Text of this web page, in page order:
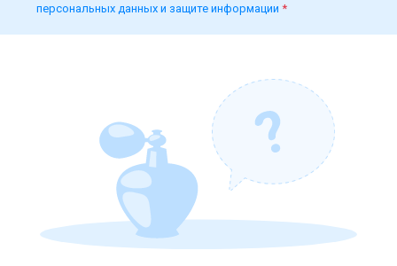
персональных данных и защите информации *